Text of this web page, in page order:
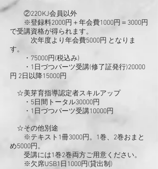
②22OKJ会員以外
※登録料2000円＋年会費1000円＝3000円
で受講資格が得られます。
次年度より年会費5000円 となりま
す。
・75000円(税込み)
・1日づつパーツ受講(修了証発行)20000
円 2日以降15000円
☆美芽育指導認定者スキルアップ
・5日間トータル30000円
・1日づつパーツ受講10000円
☆その他別途
※テキスト1冊3000円。1巻、2巻おまと
め5000円。
受講には1巻2巻両方ご用意ください。
※欠席USB1日1000円(貸出制)